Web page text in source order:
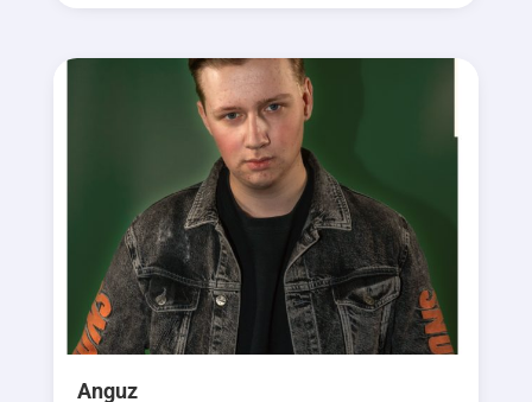
Anguz